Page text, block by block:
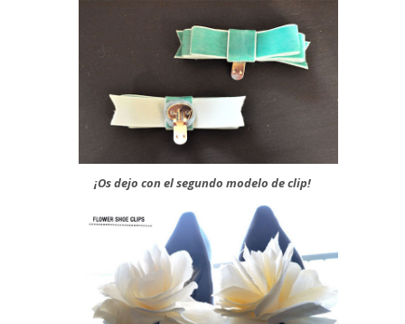
¡Os dejo con el segundo modelo de clip!